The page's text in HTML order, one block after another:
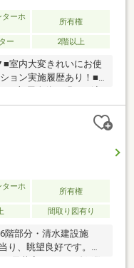
ターホ
所有権
ー 2階以上
室内大変きれいにお使
ョン実施履歴あり！■
の3LDK■総戸数168戸
制も良好■オートロッ
な暮らし■敷地内には
庭にもおすすめ。約80
す■西武拝島線「西武
住環境が魅力ですごゆ
際の陽当たりや住環境
お問い合わせは西武開
ターホ
所有権
間取り図有り
階部分・清水建設施
り、眺望良好です。・